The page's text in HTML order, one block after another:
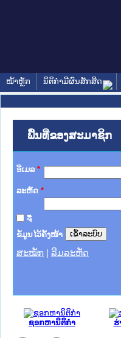
ໜ້າຫຼັກ ນິຕິກໍາມີຜົນສັກສິດ
ພື້ນທີ່ຂອງສະມາຊິກ
ອີເມລ *
ລະຫັດ *
ຈື່
ຂໍ້ມູນໄວ້ຄັ້ງໜ້າ
ສະໝັກ ລືມລະຫັດ
ຫດທາງລັດຖະການ ໃຫ້ຜູ້
ຕິບັດວຽກງານຈົດໝາຍເຫ
ດໝາຍເຫດທາງລັດຖະການ
ດໝາຍເຫດທາງລັດຖະການ
ວັບໄຊຈົດໝາຍເຫດທາງ
ວັບໄຊຈົດໝາຍເຫດທາງ
ລັດຖະການໃຫ້ຜູ້ປະສານງ
ຫດທາງລັດຖະການ ໃຫ້ຜູ້
ຊອກຫານິຕິກໍາ ຮ່